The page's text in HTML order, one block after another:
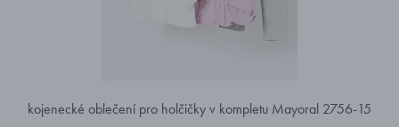
kojenecké oblečení pro holčičky v kompletu Mayoral 2756-15